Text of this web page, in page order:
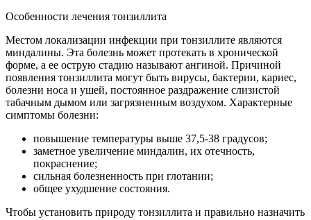
Особенности лечения тонзиллита
Местом локализации инфекции при тонзиллите являются
миндалины. Эта болезнь может протекать в хронической
форме, а ее острую стадию называют ангиной. Причиной
появления тонзиллита могут быть вирусы, бактерии, кариес,
болезни носа и ушей, постоянное раздражение слизистой
табачным дымом или загрязненным воздухом. Характерные
симптомы болезни:
повышение температуры выше 37,5-38 градусов;
заметное увеличение миндалин, их отечность,
покраснение;
сильная болезненность при глотании;
общее ухудшение состояния.
Чтобы установить природу тонзиллита и правильно назначить